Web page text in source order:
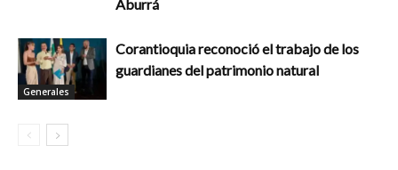
Aburrá
Generales
Corantioquia reconoció el trabajo de los
guardianes del patrimonio natural